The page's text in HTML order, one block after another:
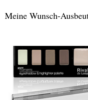
Meine Wunsch-